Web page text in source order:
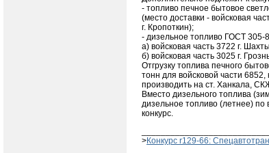
- топливо печное бытовое
(место доставки - войсковая
г. Кропоткин);
- дизельное топливо ГОСТ 305-
а) войсковая часть 3722 г.
б) войсковая часть 3025 г.
Отгрузку топлива печного
тонн для войсковой части
производить на ст. Ханкала,
Вместо дизельного топлива
дизельное топливо (летнее)
конкурс.
>Конкурс r129-66: